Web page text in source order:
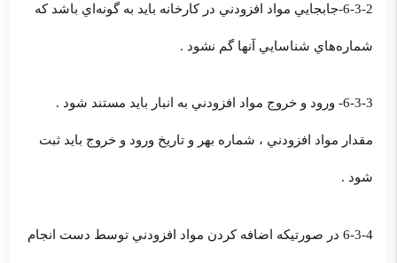
6-3-2-جابجايي مواد افزودني در كارخانه بايد به گونه‌اي باشد كه
شماره‌هاي شناسايي آنها گم نشود .
6-3-3- ورود و خروج مواد افزودني به انبار بايد مستند شود .
مقدار مواد افزودني ، شماره بهر و تاريخ ورود و خروج بايد ثبت
شود .
6-3-4 در صورتيكه اضافه كردن مواد افزودني توسط دست انجام